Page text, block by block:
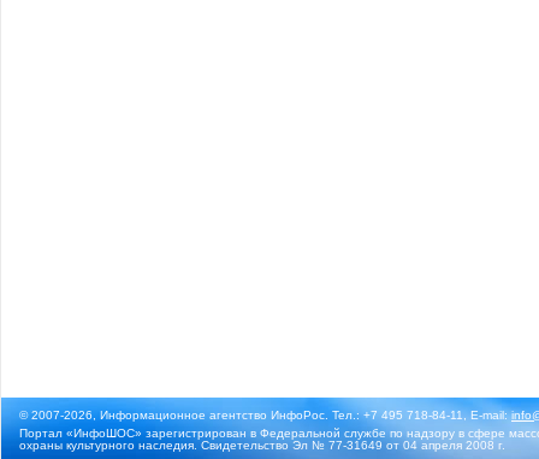
© 2007-2026, Информационное агентство ИнфоРос. Тел.: +7 495 718-84-11, E-mail:
Портал «ИнфоШОС» зарегистрирован в Федеральной службе по надзору в сфере
охраны культурного наследия. Свидетельство Эл № 77-31649 от 04 апреля 2008 г.